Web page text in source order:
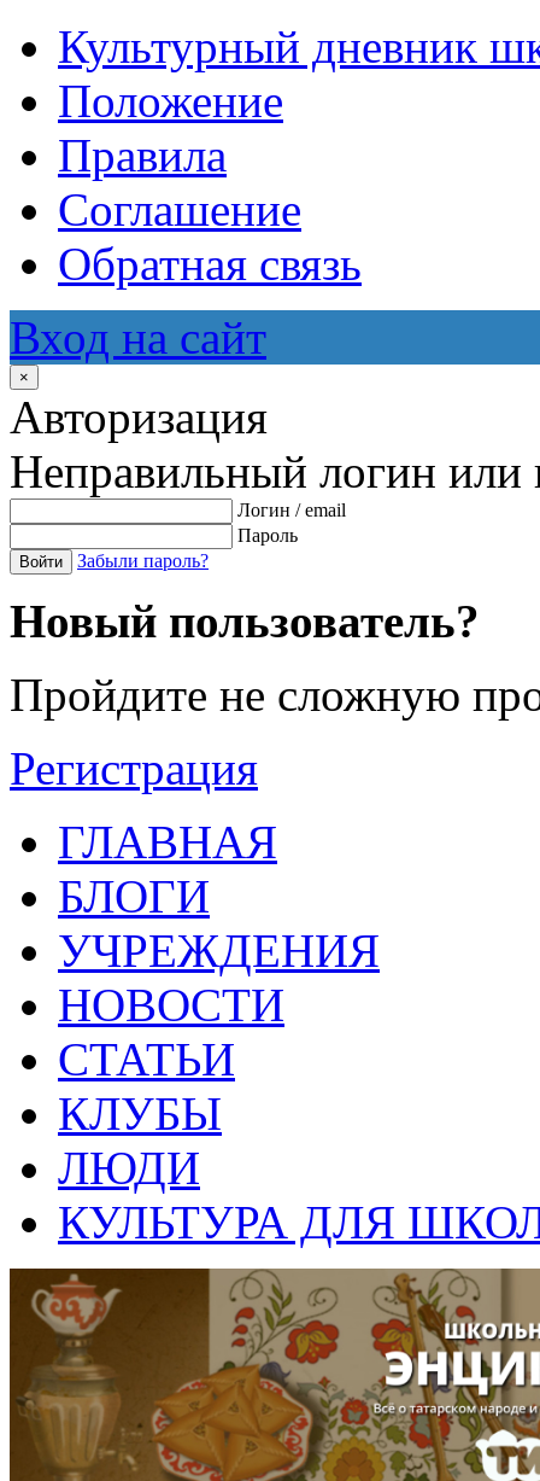
Культурный дневник
Положение
Правила
Соглашение
Обратная связь
Вход на сайт
×
Авторизация
Неправильный логин или
Логин / email
Пароль
Войти Забыли пароль?
Новый пользователь?
Пройдите не сложную
Регистрация
ГЛАВНАЯ
БЛОГИ
УЧРЕЖДЕНИЯ
НОВОСТИ
СТАТЬИ
КЛУБЫ
ЛЮДИ
КУЛЬТУРА ДЛЯ